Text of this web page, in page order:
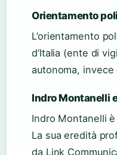
Orientamento
L’orientamento
d’Italia (ente di
autonoma, invece
Indro Montanelli
Indro Montanelli
La sua eredità
da Link